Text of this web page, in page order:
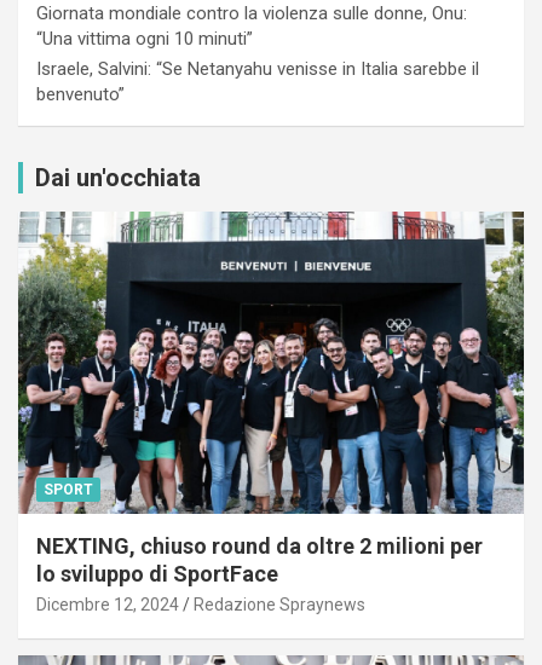
Giornata mondiale contro la violenza sulle donne, Onu:
“Una vittima ogni 10 minuti”
Israele, Salvini: “Se Netanyahu venisse in Italia sarebbe il
benvenuto”
Dai un'occhiata
SPORT
NEXTING, chiuso round da oltre 2 milioni per
lo sviluppo di SportFace
Dicembre 12, 2024 Redazione Spraynews